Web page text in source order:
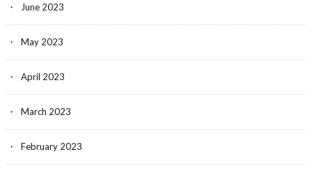
June 2023
May 2023
April 2023
March 2023
February 2023